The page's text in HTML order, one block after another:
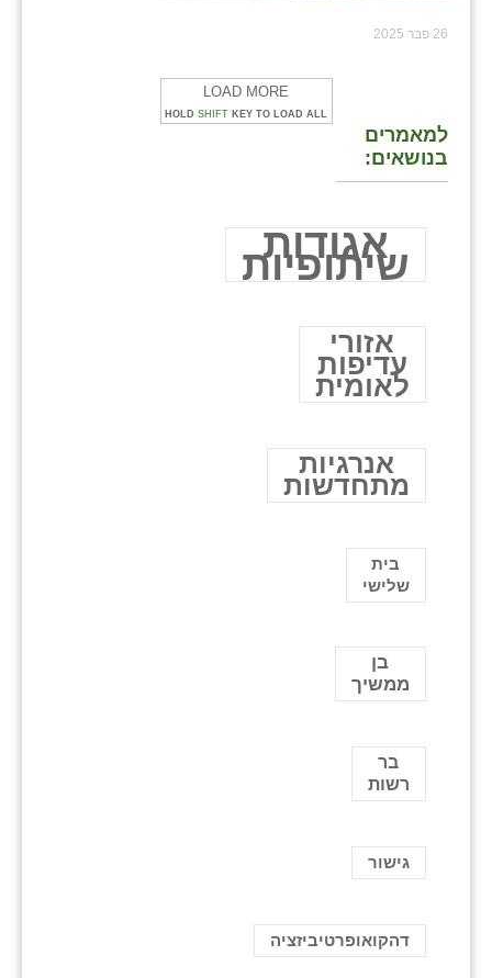
26 פבר 2025
LOAD MORE
HOLD SHIFT KEY TO LOAD ALL
למאמרים
בנושאים:
אגודות
שיתופיות
אזורי
עדיפות
לאומית
אנרגיות
מתחדשות
בית
שלישי
בן
ממשיך
בר
רשות
גישור
דהקואופרטיביזציה